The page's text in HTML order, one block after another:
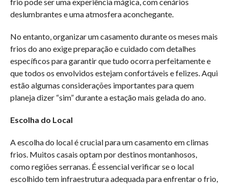
deslumbrantes e uma atmosfera aconchegante.
No entanto, organizar um casamento durante os meses mais
frios do ano exige preparação e cuidado com detalhes
específicos para garantir que tudo ocorra perfeitamente e
que todos os envolvidos estejam confortáveis e felizes. Aqui
estão algumas considerações importantes para quem
planeja dizer “sim” durante a estação mais gelada do ano.
Escolha do Local
A escolha do local é crucial para um casamento em climas
frios. Muitos casais optam por destinos montanhosos,
como regiões serranas. É essencial verificar se o local
escolhido tem infraestrutura adequada para enfrentar o frio,